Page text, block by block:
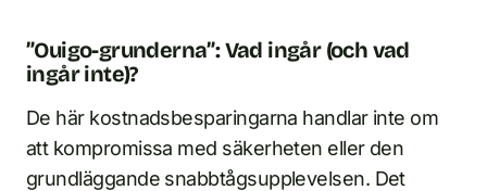
”Ouigo-grunderna”: Vad ingår (och vad
ingår inte)?
De här kostnadsbesparingarna handlar inte om
att kompromissa med säkerheten eller den
grundläggande snabbtågsupplevelsen. Det